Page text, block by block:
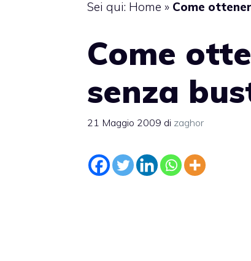
Sei qui: Home » Come
Come
senza
21 Maggio 2009 di zaghor